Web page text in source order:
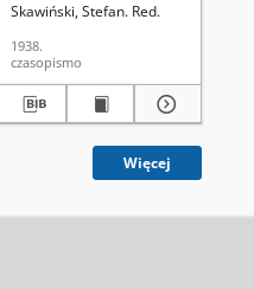
Skawiński, Stefan. Red.
1938.
czasopismo
Więcej